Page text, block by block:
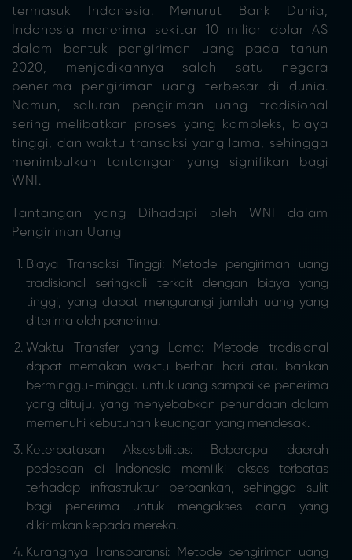
termasuk Indonesia. Menurut Bank Dunia,
Indonesia menerima sekitar 10 miliar dolar AS
dalam bentuk pengiriman uang pada tahun
2020, menjadikannya salah satu negara
penerima pengiriman uang terbesar di dunia.
Namun, saluran pengiriman uang tradisional
sering melibatkan proses yang kompleks, biaya
tinggi, dan waktu transaksi yang lama, sehingga
menimbulkan tantangan yang signifikan bagi
WNI.
Tantangan yang Dihadapi oleh WNI dalam
Pengiriman Uang
Biaya Transaksi Tinggi: Metode pengiriman uang
tradisional seringkali terkait dengan biaya yang
tinggi, yang dapat mengurangi jumlah uang yang
diterima oleh penerima.
Waktu Transfer yang Lama: Metode tradisional
dapat memakan waktu berhari-hari atau bahkan
berminggu-minggu untuk uang sampai ke penerima
yang dituju, yang menyebabkan penundaan dalam
memenuhi kebutuhan keuangan yang mendesak.
Keterbatasan Aksesibilitas: Beberapa daerah
pedesaan di Indonesia memiliki akses terbatas
terhadap infrastruktur perbankan, sehingga sulit
bagi penerima untuk mengakses dana yang
dikirimkan kepada mereka.
Kurangnya Transparansi: Metode pengiriman uang